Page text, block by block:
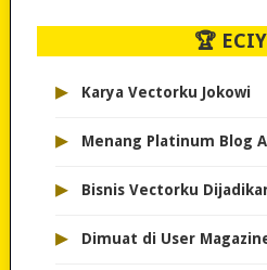
🏆
▸ Karya Vectorku Jokowi
▸ Menang Platinum Blog
▸ Bisnis Vectorku
▸ Dimuat di User